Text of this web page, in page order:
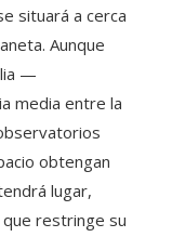
situará a cerca
Aunque
—
media entre la
obtengan
lugar,
que restringe su